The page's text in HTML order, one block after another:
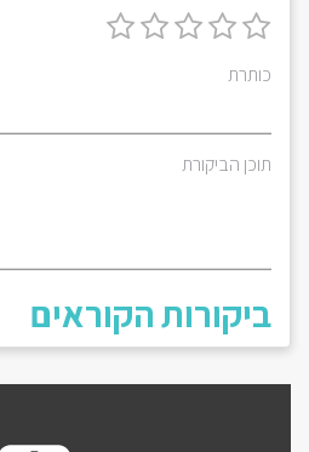
כותרת
תוכן הביקורת
ביקורות הקוראים